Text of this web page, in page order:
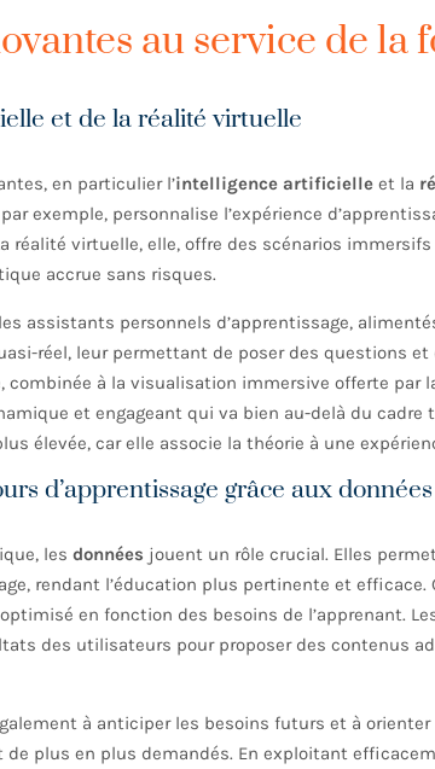
au service de la
et de la réalité virtuelle
en particulier l’intelligence artificielle et la
exemple, personnalise l’expérience
réalité virtuelle, elle, offre des scénarios
accrue sans risques.
assistants personnels d’apprentissage,
réel, leur permettant de poser des questions et
à la visualisation immersive offerte par
et engageant qui va bien au-delà du cadre
élevée, car elle associe la théorie à une
d’apprentissage grâce aux données
les données jouent un rôle crucial. Elles
rendant l’éducation plus pertinente et efficace.
en fonction des besoins de l’apprenant.
des utilisateurs pour proposer des contenus
à anticiper les besoins futurs et à
plus en plus demandés. En exploitant